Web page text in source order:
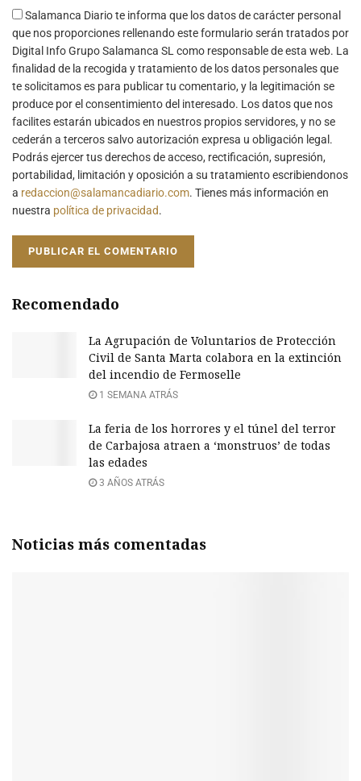
Salamanca Diario te informa que los datos de carácter personal
que nos proporciones rellenando este formulario serán tratados por
Digital Info Grupo Salamanca SL como responsable de esta web. La
finalidad de la recogida y tratamiento de los datos personales que
te solicitamos es para publicar tu comentario, y la legitimación se
produce por el consentimiento del interesado. Los datos que nos
facilites estarán ubicados en nuestros propios servidores, y no se
cederán a terceros salvo autorización expresa u obligación legal.
Podrás ejercer tus derechos de acceso, rectificación, supresión,
portabilidad, limitación y oposición a su tratamiento escribiendonos
a redaccion@salamancadiario.com. Tienes más información en
nuestra política de privacidad.
Recomendado
La Agrupación de Voluntarios de Protección
Civil de Santa Marta colabora en la extinción
del incendio de Fermoselle
1 SEMANA ATRÁS
La feria de los horrores y el túnel del terror
de Carbajosa atraen a ‘monstruos’ de todas
las edades
3 AÑOS ATRÁS
Noticias más comentadas